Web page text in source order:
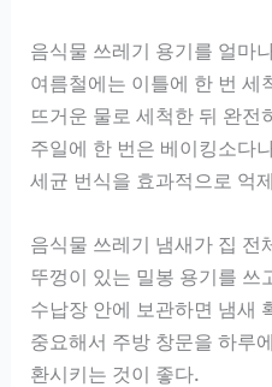
음식물 쓰레기 용기를 얼마
여름철에는 이틀에 한 번 세
뜨거운 물로 세척한 뒤 완전
주일에 한 번은 베이킹소다
세균 번식을 효과적으로 억
음식물 쓰레기 냄새가 집 전
뚜껑이 있는 밀봉 용기를 쓰
수납장 안에 보관하면 냄새
중요해서 주방 창문을 하루
환시키는 것이 좋다.